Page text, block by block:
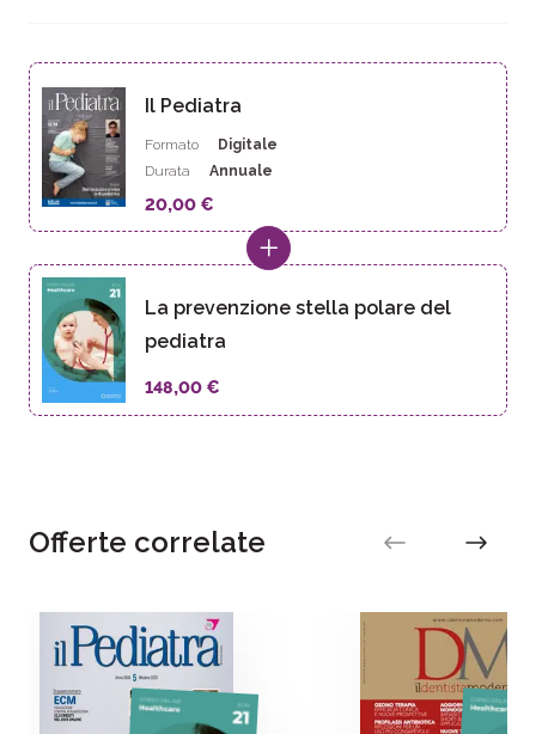
Il Pediatra
Formato
Digitale
Durata
Annuale
20,00 €
La prevenzione stella polare del
pediatra
148,00 €
Offerte correlate